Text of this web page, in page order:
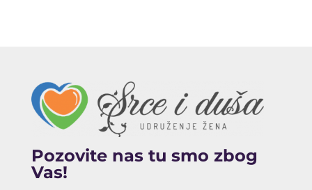
Pozovite nas tu smo zbog
Vas!